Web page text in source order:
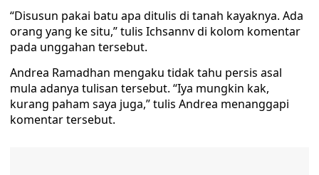
“Disusun pakai batu apa ditulis di tanah kayaknya. Ada
orang yang ke situ,” tulis Ichsannv di kolom komentar
pada unggahan tersebut.
Andrea Ramadhan mengaku tidak tahu persis asal
mula adanya tulisan tersebut. “Iya mungkin kak,
kurang paham saya juga,” tulis Andrea menanggapi
komentar tersebut.